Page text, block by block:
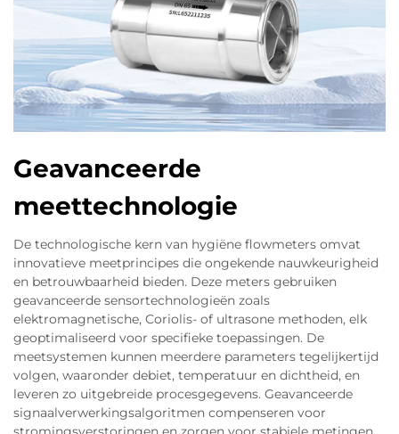
Geavanceerde
meettechnologie
De technologische kern van hygiëne flowmeters omvat
innovatieve meetprincipes die ongekende nauwkeurigheid
en betrouwbaarheid bieden. Deze meters gebruiken
geavanceerde sensortechnologieën zoals
elektromagnetische, Coriolis- of ultrasone methoden, elk
geoptimaliseerd voor specifieke toepassingen. De
meetsystemen kunnen meerdere parameters tegelijkertijd
volgen, waaronder debiet, temperatuur en dichtheid, en
leveren zo uitgebreide procesgegevens. Geavanceerde
signaalverwerkingsalgoritmen compenseren voor